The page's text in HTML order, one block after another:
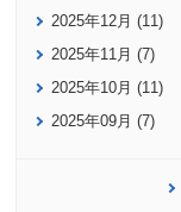
2025年12月 (11)
2025年11月 (7)
2025年10月 (11)
2025年09月 (7)